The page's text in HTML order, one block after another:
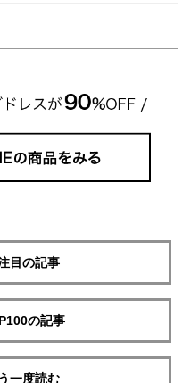
目の記事
の記事
一度読む